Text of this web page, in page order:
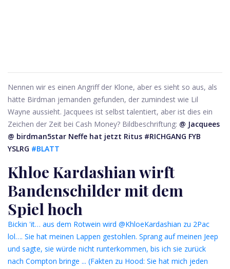
Nennen wir es einen Angriff der Klone, aber es sieht so aus, als
hätte Birdman jemanden gefunden, der zumindest wie Lil
Wayne aussieht. Jacquees ist selbst talentiert, aber ist dies ein
Zeichen der Zeit bei Cash Money? Bildbeschriftung: @ Jacquees
@ birdman5star Neffe hat jetzt Ritus #RICHGANG FYB
YSLRG #BLATT
Khloe Kardashian wirft
Bandenschilder mit dem
Spiel hoch
Bickin 'it… aus dem Rotwein wird @KhloeKardashian zu 2Pac
lol…. Sie hat meinen Lappen gestohlen. Sprang auf meinen Jeep
und sagte, sie würde nicht runterkommen, bis ich sie zurück
nach Compton bringe ... (Fakten zu Hood: Sie hat mich jeden